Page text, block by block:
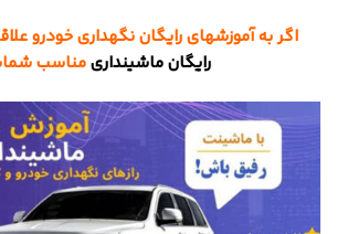
اگر به آموزشهای رایگان نگهداری خودرو
رایگان ماشینداریمناسب